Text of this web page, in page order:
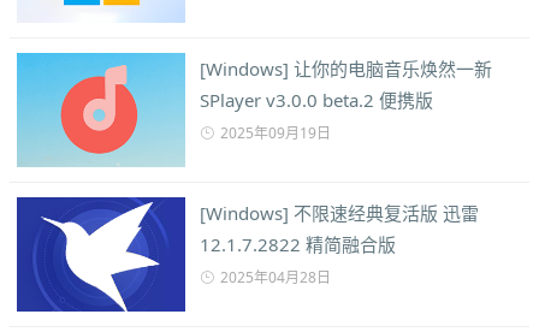
[Windows] 让你的电脑音乐焕然一新
SPlayer v3.0.0 beta.2 便携版
2025年09月19日
[Windows] 不限速经典复活版 迅雷
12.1.7.2822 精简融合版
2025年04月28日